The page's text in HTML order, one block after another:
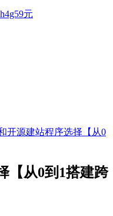
元
开源建站程序选择【从0
【从0到1搭建跨